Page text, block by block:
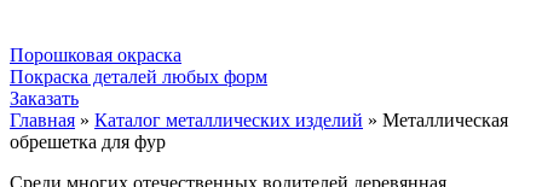
Порошковая окраска
Покраска деталей любых форм
Заказать
Главная » Каталог металлических изделий » Металлическая
обрешетка для фур
Среди многих отечественных водителей деревянная